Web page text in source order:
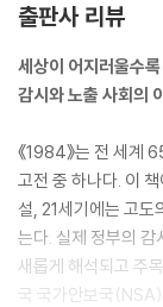
다.
--- p.15
들, 외국인, 공작원,
건 별로 드문 일이
고 사상경찰에 고발
신문에 실렸다. 그런
--- p.39
출판사 리뷰
세상이 어지러울수
감시와 노출 사회의
《1984》는 전 세계
고전 중 하나다. 이
설, 21세기에는 고도
는다. 실제 정부의 감
새롭게 해석되고 주
국 국가안보국(NSA)